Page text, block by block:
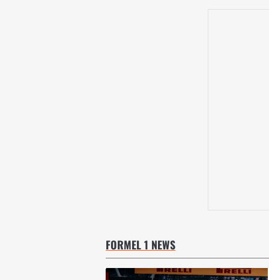
FORMEL 1 NEWS